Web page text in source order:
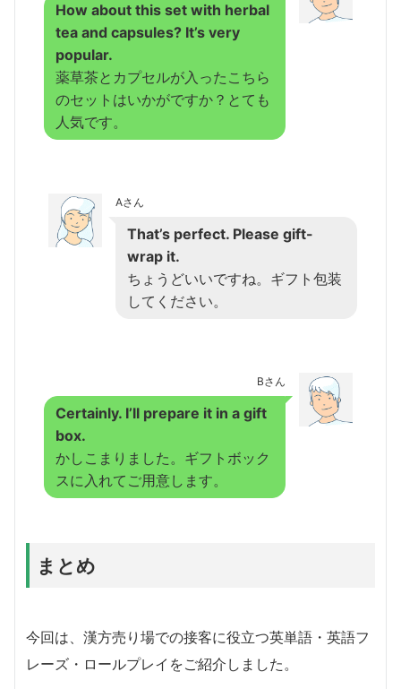
How about this set with herbal
tea and capsules? It’s very
popular.
薬草茶とカプセルが入ったこちら
のセットはいかがですか？とても
人気です。
Aさん
That’s perfect. Please gift-
wrap it.
ちょうどいいですね。ギフト包装
してください。
Bさん
Certainly. I’ll prepare it in a gift
box.
かしこまりました。ギフトボック
スに入れてご用意します。
まとめ
今回は、漢方売り場での接客に役立つ英単語・英語フ
レーズ・ロールプレイをご紹介しました。